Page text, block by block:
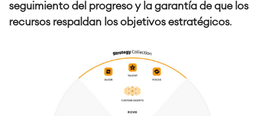
seguimiento del progreso y la garantía de que los
recursos respaldan los objetivos estratégicos.